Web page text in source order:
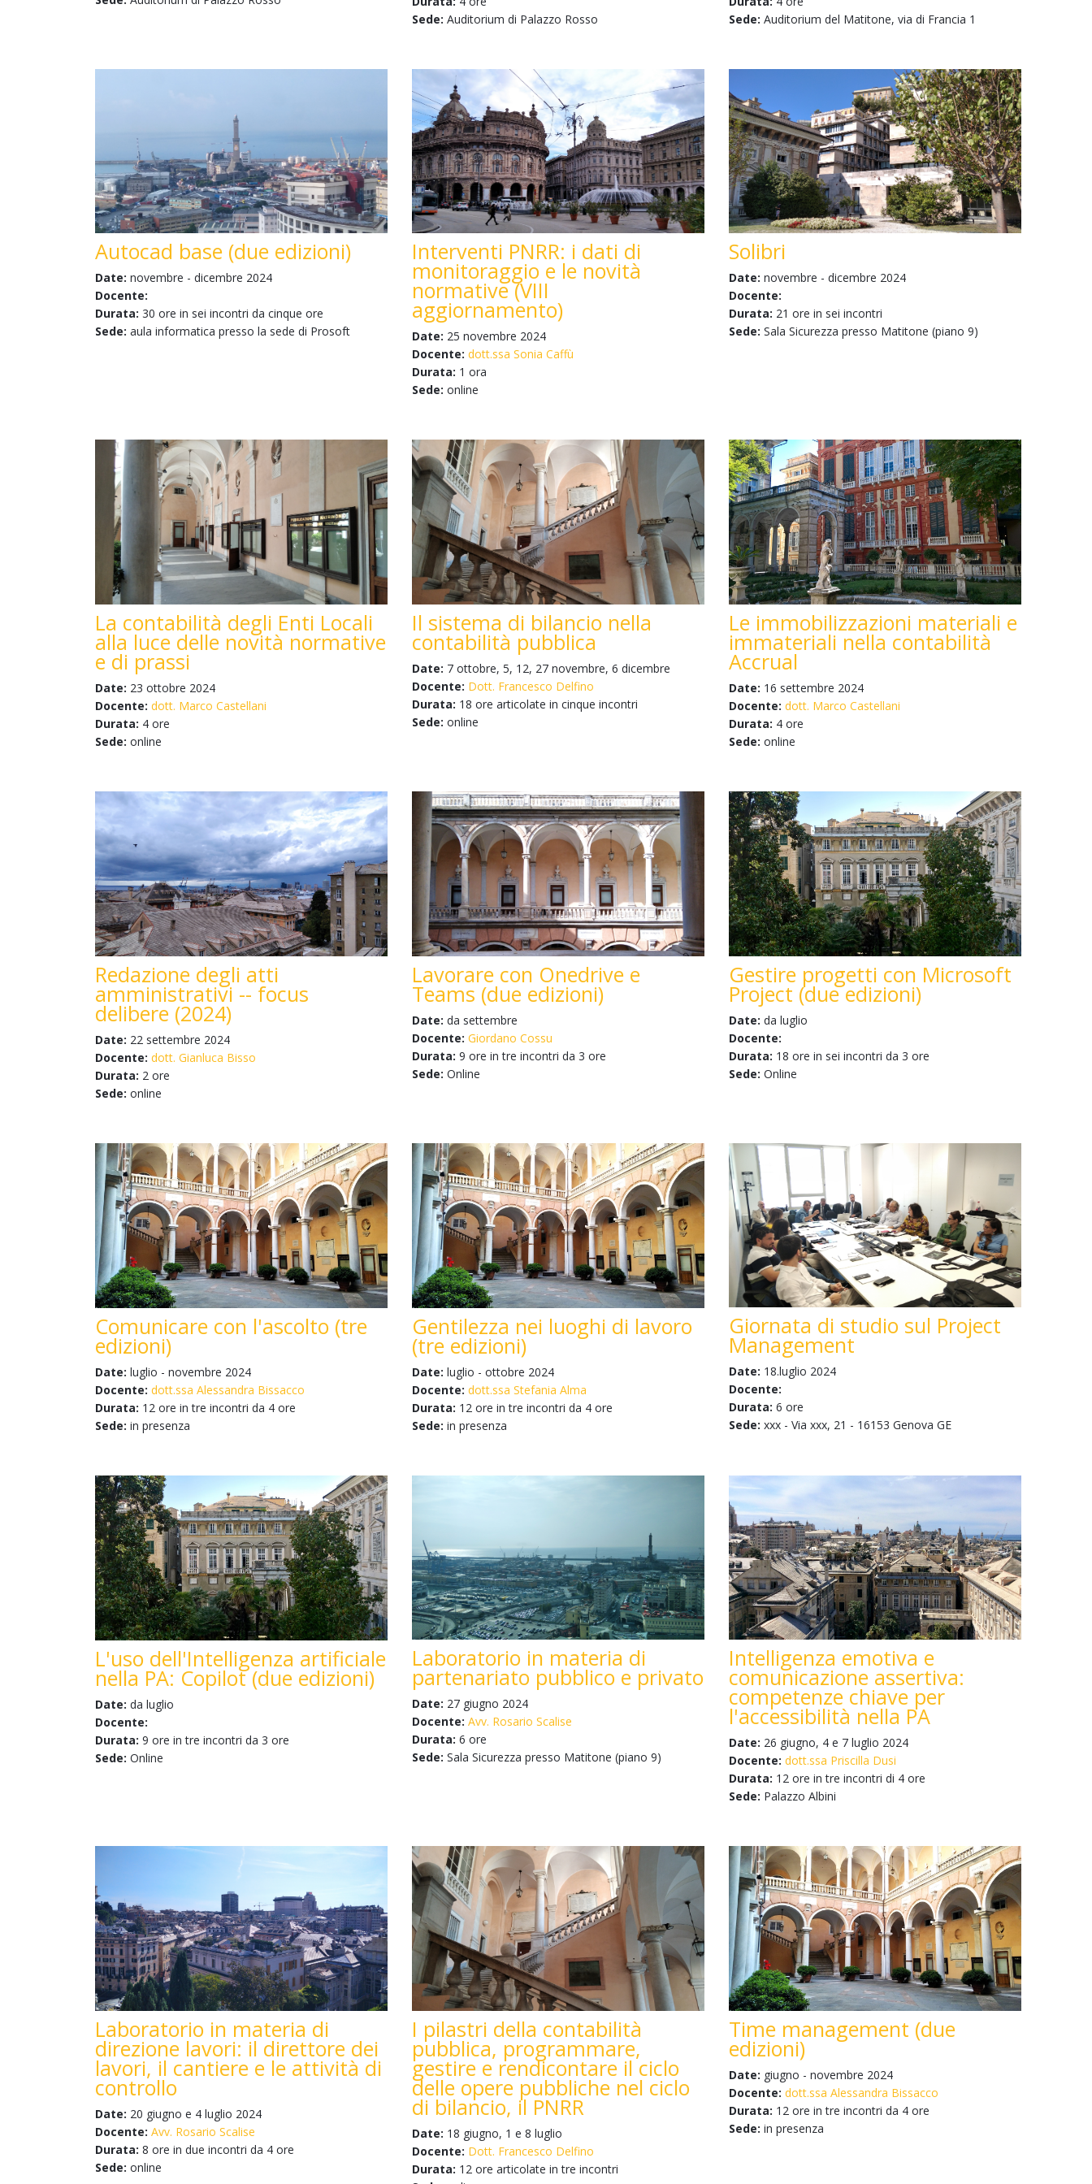
Sede: Auditorium di Palazzo Rosso
Sede: Auditorium del Matitone, via di Francia 1
Autocad base (due edizioni)
Date: novembre - dicembre 2024
Docente:
Durata: 30 ore in sei incontri da cinque ore
Sede: aula informatica presso la sede di Prosoft
Interventi PNRR: i dati di
monitoraggio e le novità
normative (VIII
aggiornamento)
Date: 25 novembre 2024
Docente: dott.ssa Sonia Caffù
Durata: 1 ora
Sede: online
Solibri
Date: novembre - dicembre 2024
Docente:
Durata: 21 ore in sei incontri
Sede: Sala Sicurezza presso Matitone (piano 9)
La contabilità degli Enti Locali
alla luce delle novità normative
e di prassi
Date: 23 ottobre 2024
Docente: dott. Marco Castellani
Durata: 4 ore
Sede: online
Il sistema di bilancio nella
contabilità pubblica
Date: 7 ottobre, 5, 12, 27 novembre, 6 dicembre
Docente: Dott. Francesco Delfino
Durata: 18 ore articolate in cinque incontri
Sede: online
Le immobilizzazioni materiali e
immateriali nella contabilità
Accrual
Date: 16 settembre 2024
Docente: dott. Marco Castellani
Durata: 4 ore
Sede: online
Redazione degli atti
amministrativi -- focus
delibere (2024)
Date: 22 settembre 2024
Docente: dott. Gianluca Bisso
Durata: 2 ore
Sede: online
Lavorare con Onedrive e
Teams (due edizioni)
Date: da settembre
Docente: Giordano Cossu
Durata: 9 ore in tre incontri da 3 ore
Sede: Online
Gestire progetti con Microsoft
Project (due edizioni)
Date: da luglio
Docente:
Durata: 18 ore in sei incontri da 3 ore
Sede: Online
Comunicare con l'ascolto (tre
edizioni)
Date: luglio - novembre 2024
Docente: dott.ssa Alessandra Bissacco
Durata: 12 ore in tre incontri da 4 ore
Sede: in presenza
Gentilezza nei luoghi di lavoro
(tre edizioni)
Date: luglio - ottobre 2024
Docente: dott.ssa Stefania Alma
Durata: 12 ore in tre incontri da 4 ore
Sede: in presenza
Giornata di studio sul Project
Management
Date: 18.luglio 2024
Docente:
Durata: 6 ore
Sede: xxx - Via xxx, 21 - 16153 Genova GE
L'uso dell'Intelligenza artificiale
nella PA: Copilot (due edizioni)
Date: da luglio
Docente:
Durata: 9 ore in tre incontri da 3 ore
Sede: Online
Laboratorio in materia di
partenariato pubblico e privato
Date: 27 giugno 2024
Docente: Avv. Rosario Scalise
Durata: 6 ore
Sede: Sala Sicurezza presso Matitone (piano 9)
Intelligenza emotiva e
comunicazione assertiva:
competenze chiave per
l'accessibilità nella PA
Date: 26 giugno, 4 e 7 luglio 2024
Docente: dott.ssa Priscilla Dusi
Durata: 12 ore in tre incontri di 4 ore
Sede: Palazzo Albini
Laboratorio in materia di
direzione lavori: il direttore dei
lavori, il cantiere e le attività di
controllo
Date: 20 giugno e 4 luglio 2024
Docente: Avv. Rosario Scalise
Durata: 8 ore in due incontri da 4 ore
Sede: online
I pilastri della contabilità
pubblica, programmare,
gestire e rendicontare il ciclo
delle opere pubbliche nel ciclo
di bilancio, il PNRR
Date: 18 giugno, 1 e 8 luglio
Docente: Dott. Francesco Delfino
Durata: 12 ore articolate in tre incontri
Time management (due
edizioni)
Date: giugno - novembre 2024
Docente: dott.ssa Alessandra Bissacco
Durata: 12 ore in tre incontri da 4 ore
Sede: in presenza